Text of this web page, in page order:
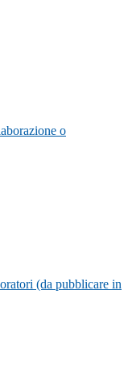
o
(da pubblicare in